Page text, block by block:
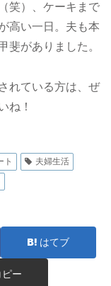
笑）、ケーキまで
高い一日。夫も本
斐がありました。
れている方は、ぜ
ね！
ト
夫婦生活
はてブ
ピー